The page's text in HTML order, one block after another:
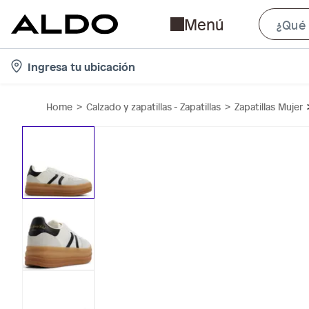
Menú
Ingresa tu ubicación
Home Calzado y zapatillas - Zapatillas Zapatillas Mujer